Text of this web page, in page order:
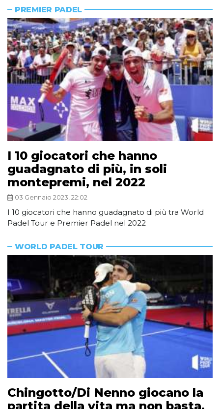
PREMIER PADEL
I 10 giocatori che hanno
guadagnato di più, in soli
montepremi, nel 2022
03 Gennaio 2023, 22:02
I 10 giocatori che hanno guadagnato di più tra World
Padel Tour e Premier Padel nel 2022
WORLD PADEL TOUR
Chingotto/Di Nenno giocano la
partita della vita ma non basta,